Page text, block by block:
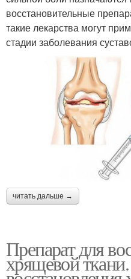
восстановительные
такие лекарства могут
стадии заболевания
читать дальше →
Препарат для
хрящевой